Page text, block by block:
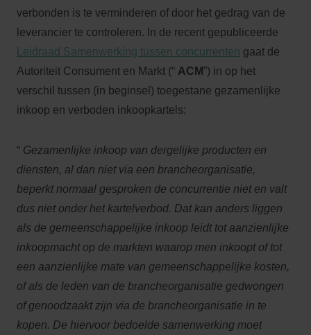
verbonden is te verminderen of door het gedrag van de
leverancier te controleren. In de recent gepubliceerde
Leidraad Samenwerking tussen concurrenten gaat de
Autoriteit Consument en Markt (“ ACM ”) in op het
verschil tussen (in beginsel) toegestane gezamenlijke
inkoop en verboden inkoopkartels:
“ Gezamenlijke inkoop van dergelijke producten en
diensten, al dan niet via een brancheorganisatie,
beperkt normaal gesproken de concurrentie niet en valt
dus niet onder het kartelverbod. Dat kan anders liggen
als de gemeenschappelijke inkoop leidt tot aanzienlijke
inkoopmacht op de markten waarop men inkoopt of tot
een aanzienlijke mate van gemeenschappelijke kosten,
of als de leden van de brancheorganisatie gedwongen
of genoodzaakt zijn via de brancheorganisatie in te
kopen. De hiervoor bedoelde samenwerking moet